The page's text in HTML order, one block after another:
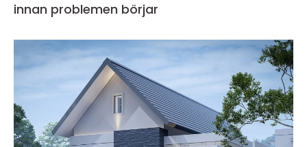
innan problemen börjar